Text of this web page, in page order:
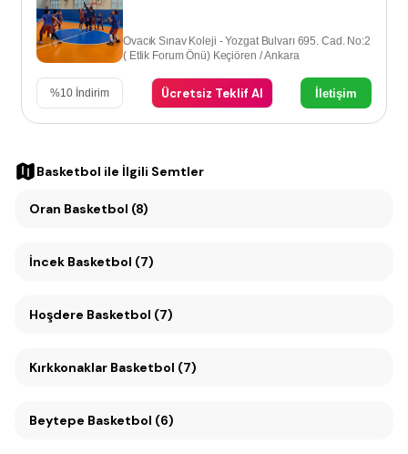
Ovacık Sınav Koleji - Yozgat Bulvarı 695. Cad. No:2
( Etlik Forum Önü) Keçiören / Ankara
%10 İndirim Ücretsiz Teklif Al İletişim
Basketbol ile İlgili Semtler
Oran Basketbol (8)
İncek Basketbol (7)
Hoşdere Basketbol (7)
Kırkkonaklar Basketbol (7)
Beytepe Basketbol (6)